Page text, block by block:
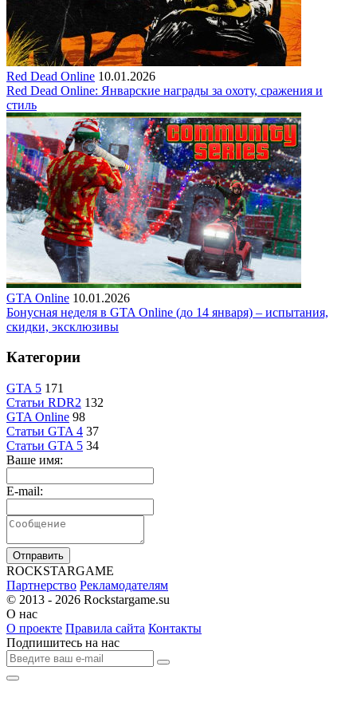
Red Dead Online 10.01.2026
Red Dead Online: Январские награды за охоту, сражения и
стиль
GTA Online 10.01.2026
Бонусная неделя в GTA Online (до 14 января) – испытания,
скидки, эксклюзивы
Категории
GTA 5 171
Статьи RDR2 132
GTA Online 98
Статьи GTA 4 37
Статьи GTA 5 34
Ваше имя:
E-mail:
Отправить
ROCKSTARGAME
Партнерство Рекламодателям
© 2013 - 2026 Rockstargame.su
О нас
О проекте Правила сайта Контакты
Подпишитесь на нас